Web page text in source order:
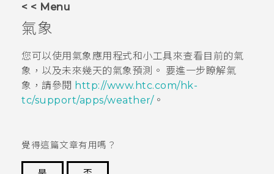
應用程式
支援服務
< < Menu
氣象
您可以使用 氣象應用程式和小工具來查看目前的氣
象，以及未來幾天的氣象預測。 要進一步瞭解氣
象 ，請參閱 http://www.htc.com/hk-
tc/support/apps/weather/。
覺得這篇文章有用嗎？